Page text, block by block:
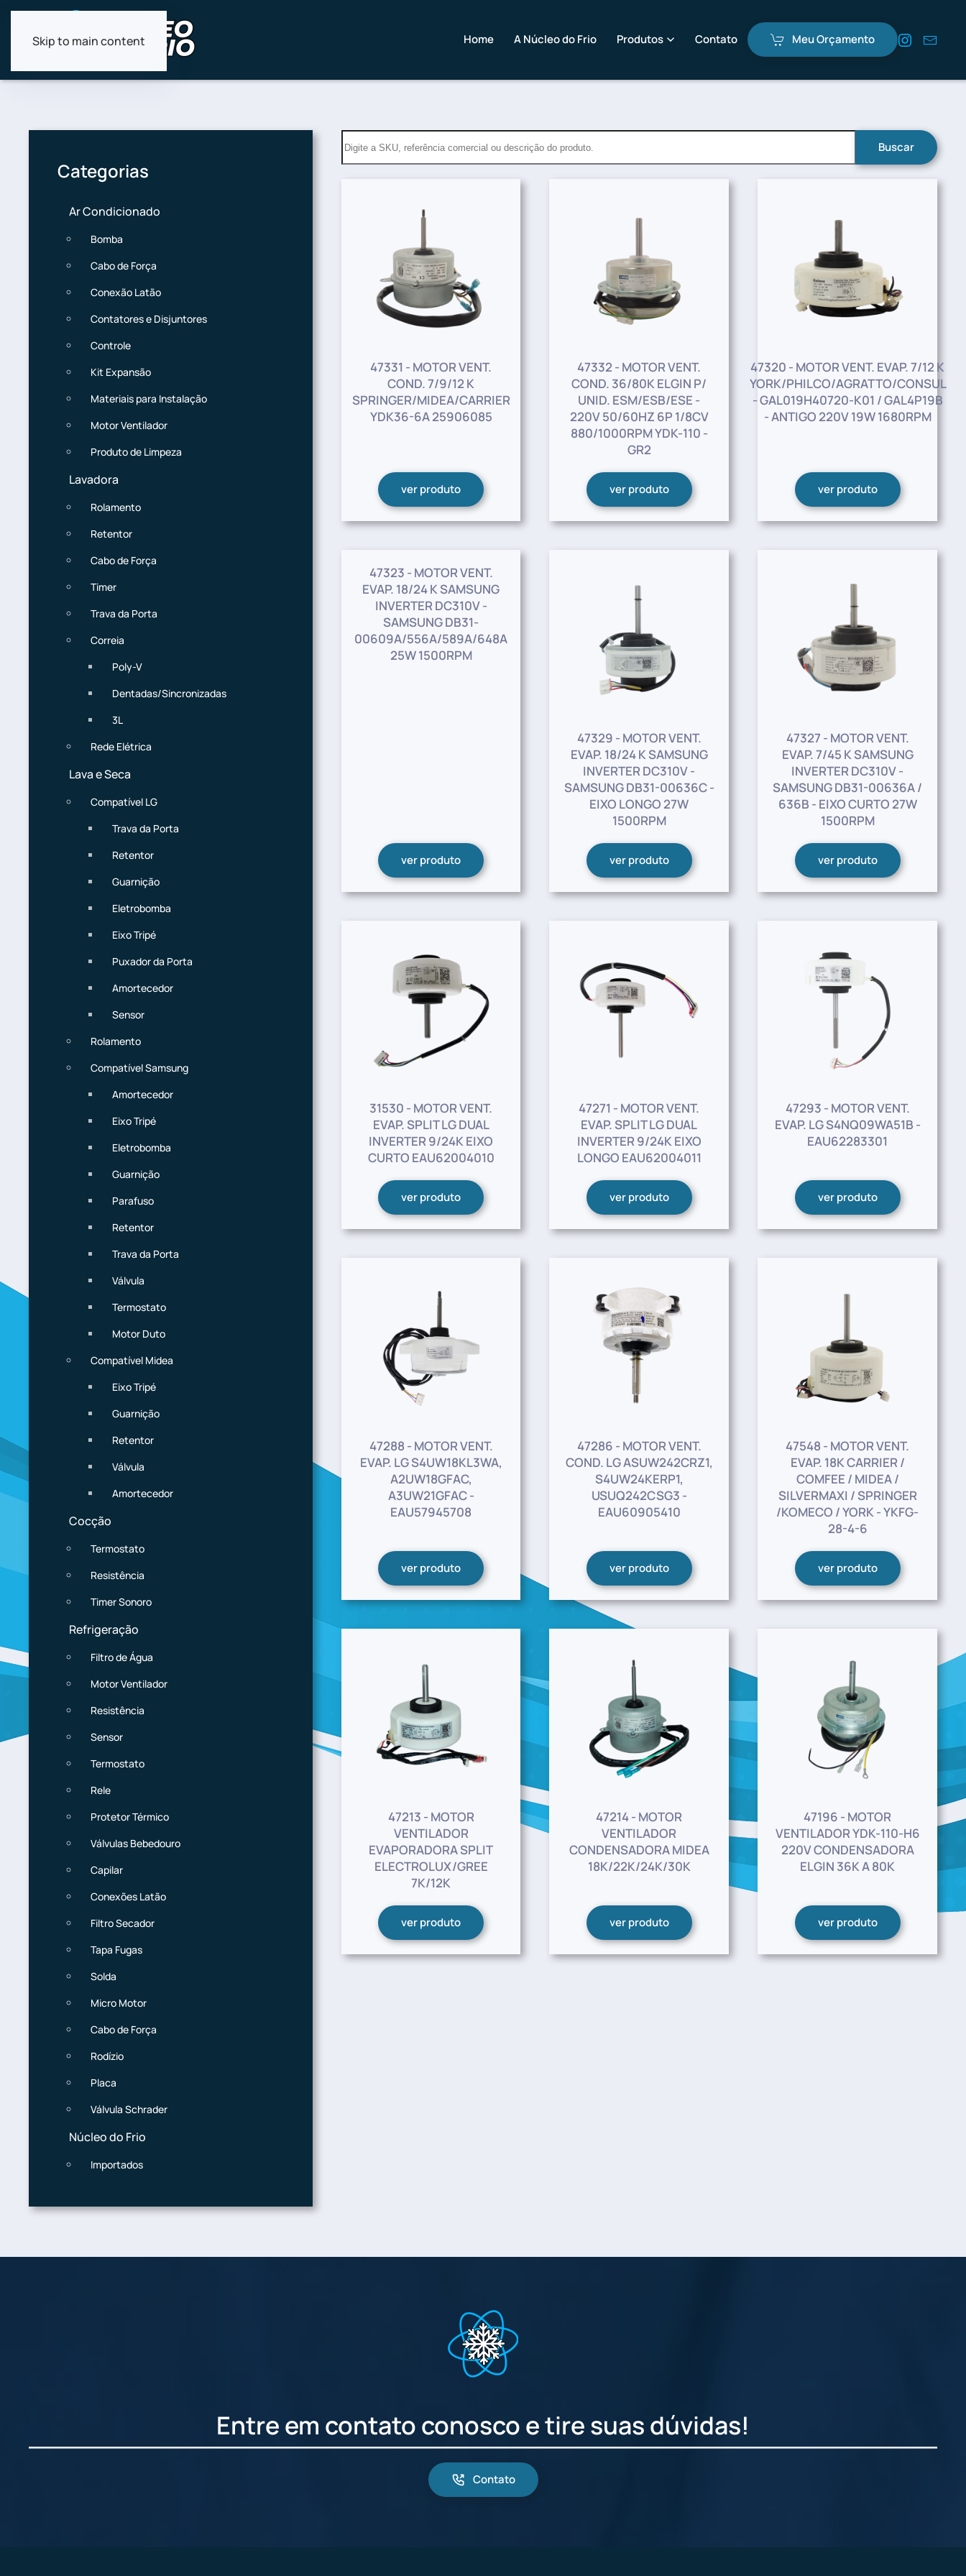
Skip to main content Home A Núcleo do Frio Produtos Contato Meu Orçamento
Categorias
Ar Condicionado
Bomba
Cabo de Força
Conexão Latão
Contatores e Disjuntores
Controle
Kit Expansão
Materiais para Instalação
Motor Ventilador
Produto de Limpeza
Lavadora
Rolamento
Retentor
Cabo de Força
Timer
Trava da Porta
Correia
Poly-V
Dentadas/Sincronizadas
3L
Rede Elétrica
Lava e Seca
Compatível LG
Trava da Porta
Retentor
Guarnição
Eletrobomba
Eixo Tripé
Puxador da Porta
Amortecedor
Sensor
Rolamento
Compatível Samsung
Amortecedor
Eixo Tripé
Eletrobomba
Guarnição
Parafuso
Retentor
Trava da Porta
Válvula
Termostato
Motor Duto
Compatível Midea
Eixo Tripé
Guarnição
Retentor
Válvula
Amortecedor
Cocção
Termostato
Resistência
Timer Sonoro
Refrigeração
Filtro de Água
Motor Ventilador
Resistência
Sensor
Termostato
Rele
Protetor Térmico
Válvulas Bebedouro
Capilar
Conexões Latão
Filtro Secador
Tapa Fugas
Solda
Micro Motor
Cabo de Força
Rodízio
Placa
Válvula Schrader
Núcleo do Frio
Importados
Buscar
47331 - MOTOR VENT.
COND. 7/9/12 K
SPRINGER/MIDEA/CARRIER
YDK36-6A 25906085
ver produto
47332 - MOTOR VENT.
COND. 36/80K ELGIN P/
UNID. ESM/ESB/ESE -
220V 50/60HZ 6P 1/8CV
880/1000RPM YDK-110 -
GR2
ver produto
47320 - MOTOR VENT. EVAP. 7/12 K
YORK/PHILCO/AGRATTO/CONSUL
- GAL019H40720-K01 / GAL4P19B
- ANTIGO 220V 19W 1680RPM
ver produto
47323 - MOTOR VENT.
EVAP. 18/24 K SAMSUNG
INVERTER DC310V -
SAMSUNG DB31-
00609A/556A/589A/648A
25W 1500RPM
ver produto
47329 - MOTOR VENT.
EVAP. 18/24 K SAMSUNG
INVERTER DC310V -
SAMSUNG DB31-00636C -
EIXO LONGO 27W
1500RPM
ver produto
47327 - MOTOR VENT.
EVAP. 7/45 K SAMSUNG
INVERTER DC310V -
SAMSUNG DB31-00636A /
636B - EIXO CURTO 27W
1500RPM
ver produto
31530 - MOTOR VENT.
EVAP. SPLIT LG DUAL
INVERTER 9/24K EIXO
CURTO EAU62004010
ver produto
47271 - MOTOR VENT.
EVAP. SPLIT LG DUAL
INVERTER 9/24K EIXO
LONGO EAU62004011
ver produto
47293 - MOTOR VENT.
EVAP. LG S4NQ09WA51B -
EAU62283301
ver produto
47288 - MOTOR VENT.
EVAP. LG S4UW18KL3WA,
A2UW18GFAC,
A3UW21GFAC -
EAU57945708
ver produto
47286 - MOTOR VENT.
COND. LG ASUW242CRZ1,
S4UW24KERP1,
USUQ242CSG3 -
EAU60905410
ver produto
47548 - MOTOR VENT.
EVAP. 18K CARRIER /
COMFEE / MIDEA /
SILVERMAXI / SPRINGER
/KOMECO / YORK - YKFG-
28-4-6
ver produto
47213 - MOTOR
VENTILADOR
EVAPORADORA SPLIT
ELECTROLUX/GREE
7K/12K
ver produto
47214 - MOTOR
VENTILADOR
CONDENSADORA MIDEA
18K/22K/24K/30K
ver produto
47196 - MOTOR
VENTILADOR YDK-110-H6
220V CONDENSADORA
ELGIN 36K A 80K
ver produto
Entre em contato conosco e tire suas dúvidas!
Contato